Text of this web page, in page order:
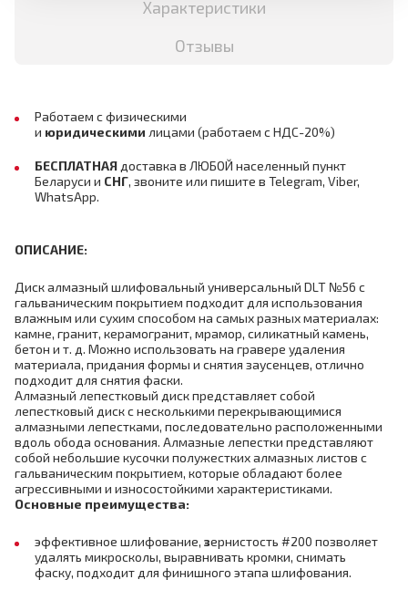
Характеристики
Отзывы
Работаем с физическими
и юридическими лицами (работаем с НДС-20%)
БЕСПЛАТНАЯ доставка в ЛЮБОЙ населенный пункт
Беларуси и СНГ, звоните или пишите в Telegram, Viber,
WhatsApp.
ОПИСАНИЕ:
Диск алмазный шлифовальный универсальный DLT №56 с
гальваническим покрытием подходит для использования
влажным или сухим способом на самых разных материалах:
камне, гранит, керамогранит, мрамор, силикатный камень,
бетон и т. д. Можно использовать на гравере удаления
материала, придания формы и снятия заусенцев, отлично
подходит для снятия фаски.
Алмазный лепестковый диск представляет собой
лепестковый диск с несколькими перекрывающимися
алмазными лепестками, последовательно расположенными
вдоль обода основания. Алмазные лепестки представляют
собой небольшие кусочки полужестких алмазных листов с
гальваническим покрытием, которые обладают более
агрессивными и износостойкими характеристиками.
Основные преимущества:
эффективное шлифование, зернистость #200 позволяет
удалять микросколы, выравнивать кромки, снимать
фаску, подходит для финишного этапа шлифования.